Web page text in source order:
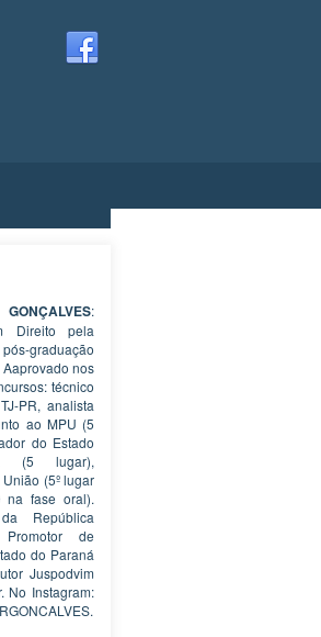
:
Direito pela
graduação
nos
técnico
PR, analista
ao MPU (5
do Estado
(5 lugar),
(5º lugar
na fase oral).
República
Promotor de
do Paraná
Juspodvim
No Instagram: